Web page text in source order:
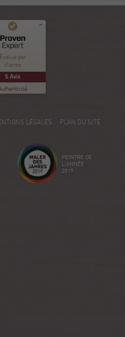
Évalué par
clients
5Avis
des clients pour
Nuance Sion
100
%
Recommandé sur
ProvenExpert.com
5
sceau maintenant
18/12/2025
LÉGALES PLAN DU SITE
PEINTRE DE
L'ANNÉE
2019